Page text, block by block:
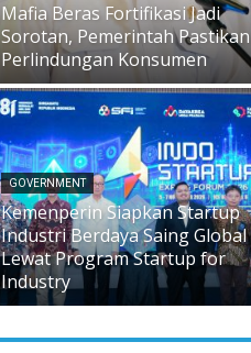
Mafia Beras Fortifikasi Jadi
Sorotan, Pemerintah Pastikan
Perlindungan Konsumen
GOVERNMENT
Kemenperin Siapkan Startup
Industri Berdaya Saing Global
Lewat Program Startup for
Industry